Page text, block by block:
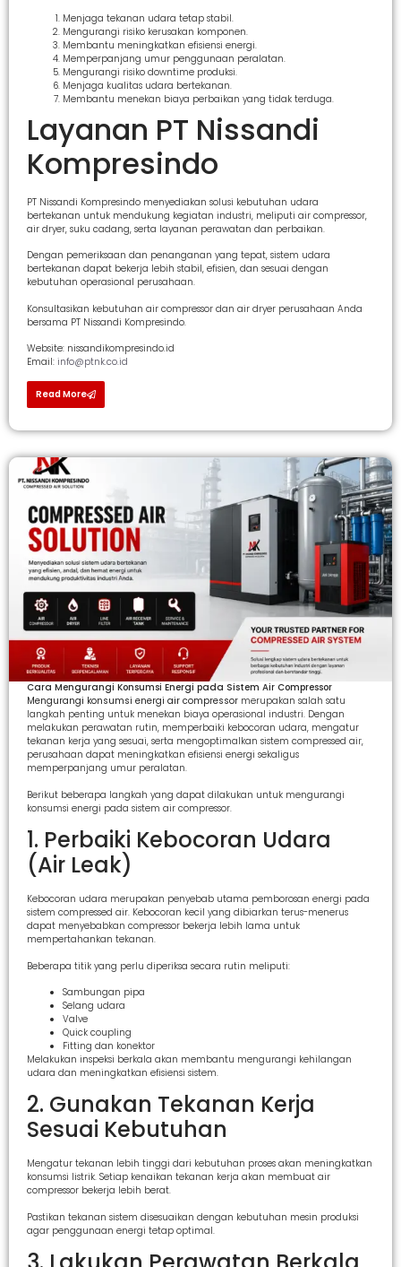
Menjaga tekanan udara tetap stabil.
Mengurangi risiko kerusakan komponen.
Membantu meningkatkan efisiensi energi.
Memperpanjang umur penggunaan peralatan.
Mengurangi risiko downtime produksi.
Menjaga kualitas udara bertekanan.
Membantu menekan biaya perbaikan yang tidak terduga.
Layanan PT Nissandi
Kompresindo
PT Nissandi Kompresindo menyediakan solusi kebutuhan udara
bertekanan untuk mendukung kegiatan industri, meliputi air compressor,
air dryer, suku cadang, serta layanan perawatan dan perbaikan.
Dengan pemeriksaan dan penanganan yang tepat, sistem udara
bertekanan dapat bekerja lebih stabil, efisien, dan sesuai dengan
kebutuhan operasional perusahaan.
Konsultasikan kebutuhan air compressor dan air dryer perusahaan Anda
bersama PT Nissandi Kompresindo.
Website: nissandikompresindo.id
Email: info@ptnk.co.id
Read More
Cara Mengurangi Konsumsi Energi pada Sistem Air Compressor
Mengurangi konsumsi energi air compressor merupakan salah satu
langkah penting untuk menekan biaya operasional industri. Dengan
melakukan perawatan rutin, memperbaiki kebocoran udara, mengatur
tekanan kerja yang sesuai, serta mengoptimalkan sistem compressed air,
perusahaan dapat meningkatkan efisiensi energi sekaligus
memperpanjang umur peralatan.
Berikut beberapa langkah yang dapat dilakukan untuk mengurangi
konsumsi energi pada sistem air compressor.
1. Perbaiki Kebocoran Udara
(Air Leak)
Kebocoran udara merupakan penyebab utama pemborosan energi pada
sistem compressed air. Kebocoran kecil yang dibiarkan terus-menerus
dapat menyebabkan compressor bekerja lebih lama untuk
mempertahankan tekanan.
Beberapa titik yang perlu diperiksa secara rutin meliputi:
Sambungan pipa
Selang udara
Valve
Quick coupling
Fitting dan konektor
Melakukan inspeksi berkala akan membantu mengurangi kehilangan
udara dan meningkatkan efisiensi sistem.
2. Gunakan Tekanan Kerja
Sesuai Kebutuhan
Mengatur tekanan lebih tinggi dari kebutuhan proses akan meningkatkan
konsumsi listrik. Setiap kenaikan tekanan kerja akan membuat air
compressor bekerja lebih berat.
Pastikan tekanan sistem disesuaikan dengan kebutuhan mesin produksi
agar penggunaan energi tetap optimal.